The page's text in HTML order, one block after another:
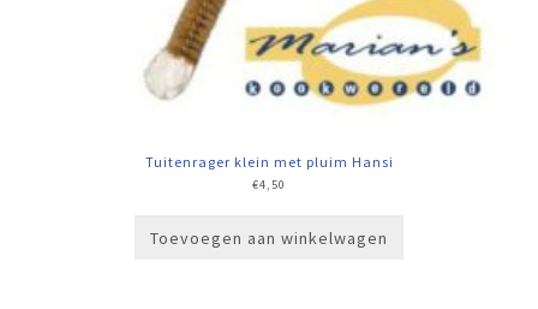
Tuitenrager klein met pluim Hansi
€4,50
Toevoegen aan winkelwagen